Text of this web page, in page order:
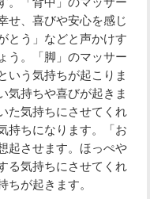
せ、喜びや安心を感じ
とう」などと声かけす
う。「脚」のマッサー
いう気持ちが起こりま
気持ちや喜びが起きま
た気持ちにさせてくれ
持ちになります。「お
起させます。ほっぺや
る気持ちにさせてくれ
ちが起きます。